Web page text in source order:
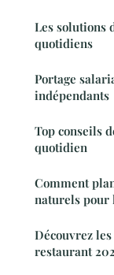
Les solutions
quotidiens
Portage
indépendants
Top conseils
quotidien
Comment
naturels pour
Découvrez
restaurant